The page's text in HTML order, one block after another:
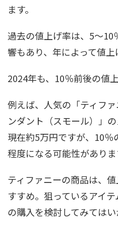
ます。
過去の値上げ率は、5〜10
響もあり、年によって値上
2024年も、10％前後の値
例えば、人気の「ティフ
ンダント（スモール）」
現在約5万円ですが、10％
程度になる可能性がありま
ティファニーの商品は、
すすめ。狙っているアイ
の購入を検討してみてはい